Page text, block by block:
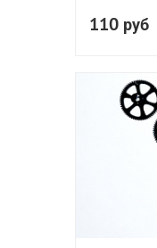
110 руб